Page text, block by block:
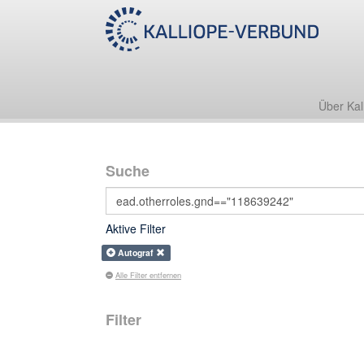
Über
Suche
Aktive Filter
Autograf
Alle Filter entfernen
Filter